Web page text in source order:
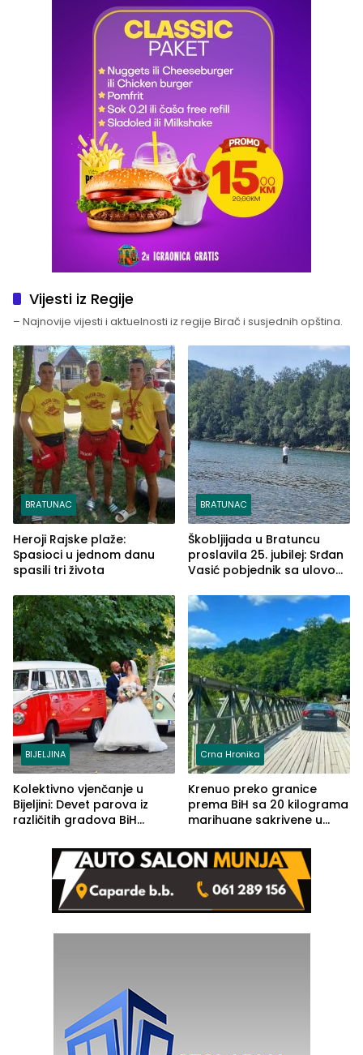
Vijesti iz Regije
– Najnovije vijesti i aktuelnosti iz regije Birač i susjednih opština.
BRATUNAC
Heroji Rajske plaže:
Spasioci u jednom danu
spasili tri života
BRATUNAC
Škobljijada u Bratuncu
proslavila 25. jubilej: Srđan
Vasić pobjednik sa ulovom
BIJELJINA
Kolektivno vjenčanje u
Bijeljini: Devet parova iz
različitih gradova BiH
Crna Hronika
Krenuo preko granice
prema BiH sa 20 kilograma
marihuane sakrivene u